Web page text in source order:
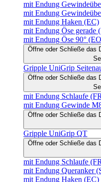
mit Endung
mit Endung
mit Endung Haken (EC)
mit Endung Öse gerade
mit Endung Öse 90°
Öffne oder Schließe das
Gripple UniGrip
Öffne oder Schließe das
mit Endung Schlaufe
mit Endung Gewinde
Öffne oder Schließe das
Gripple UniGrip QT
Öffne oder Schließe das
mit Endung Schlaufe
mit Endung Queranker
mit Endung Haken (EC)